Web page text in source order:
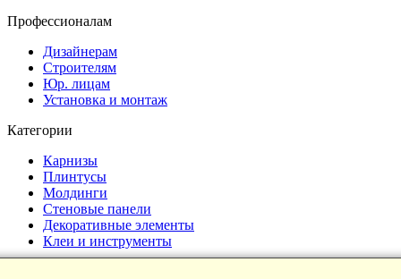
Профессионалам
Дизайнерам
Строителям
Юр. лицам
Установка и монтаж
Категории
Карнизы
Плинтусы
Молдинги
Стеновые панели
Декоративные элементы
Клеи и инструменты